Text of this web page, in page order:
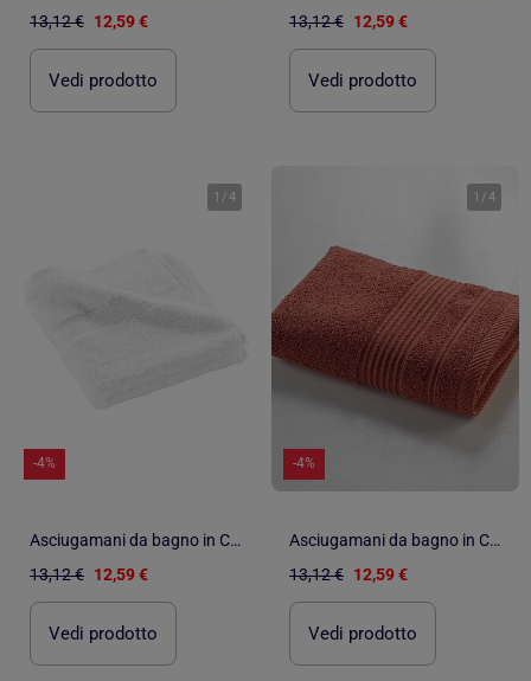
13,12 € 12,59 €
Vedi prodotto
13,12 € 12,59 €
Vedi prodotto
1 /4
-4%
Asciugamani da bagno in Cotone PROMO LINGE
13,12 € 12,59 €
Vedi prodotto
1 /4
-4%
Asciugamani da bagno in Cotone PROMO LINGE
13,12 € 12,59 €
Vedi prodotto